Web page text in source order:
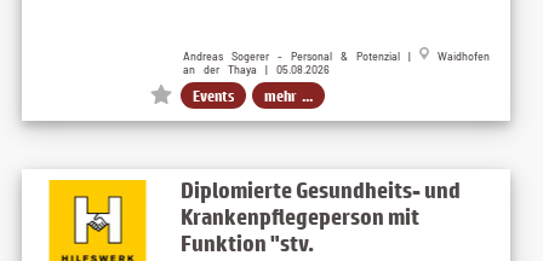
Andreas Sogerer - Personal & Potenzial |
Waidhofen
an der Thaya | 05.08.2026
Events mehr ...
Diplomierte Gesundheits- und
Krankenpflegeperson mit
Funktion "stv.